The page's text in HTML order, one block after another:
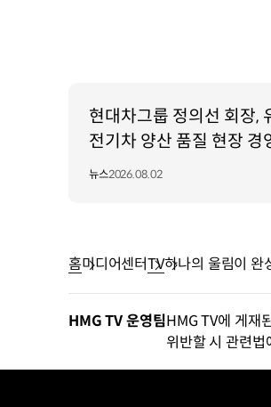
현대차그룹 정의선 회장, 유럽 전략 소형
전기차 양산 품질 현장 경
뉴스2026.08.02
홈미디어센터TV하나의 울림이 완
HMG TV 운영팀HMG TV에 게재
위반할 시 관련